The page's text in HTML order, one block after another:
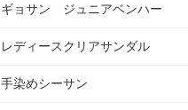
ギョサン ジュニアベンハー
レディースクリアサンダル
手染めシーサン